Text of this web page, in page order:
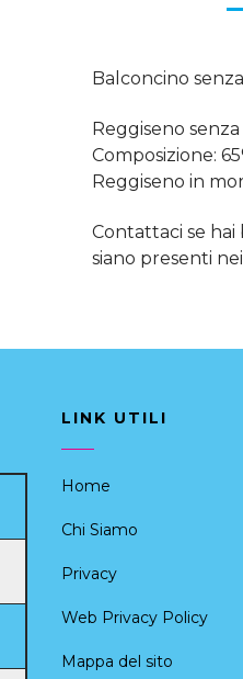
Balconcino
Reggiseno
Composizione:
Reggiseno in
Contattaci se
siano presenti
LINK UTILI
Home
Chi Siamo
Privacy
Web Privacy Policy
Mappa del sito